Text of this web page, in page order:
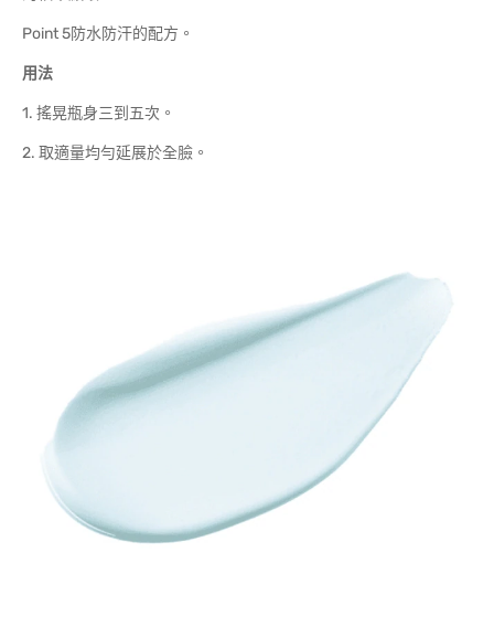
Point 5防水防汗的配方。
用法
1. 搖晃瓶身三到五次。
2. 取適量均勻延展於全臉。